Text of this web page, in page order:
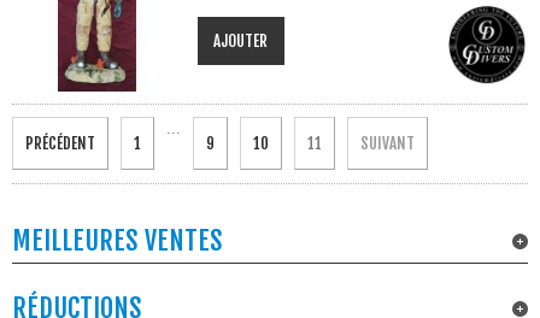
AJOUTER
PRÉCÉDENT 1 9 10 11 SUIVANT
MEILLEURES VENTES
RÉDUCTIONS